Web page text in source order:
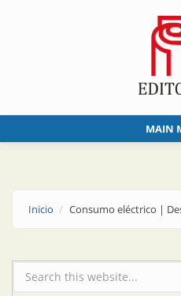
MAIN
Inicio Consumo eléctrico |
Formulario de búsqueda